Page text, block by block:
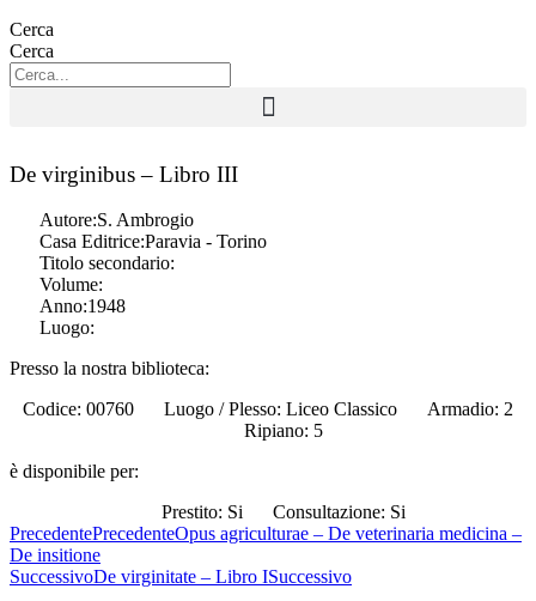
Cerca
Cerca
De virginibus – Libro III
Autore:S. Ambrogio
Casa Editrice:Paravia - Torino
Titolo secondario:
Volume:
Anno:1948
Luogo:
Presso la nostra biblioteca:
Codice: 00760
Luogo / Plesso: Liceo Classico
Armadio: 2
Ripiano: 5
è disponibile per:
Prestito: Si
Consultazione: Si
PrecedentePrecedenteOpus agriculturae – De veterinaria medicina –
De insitione
SuccessivoDe virginitate – Libro ISuccessivo